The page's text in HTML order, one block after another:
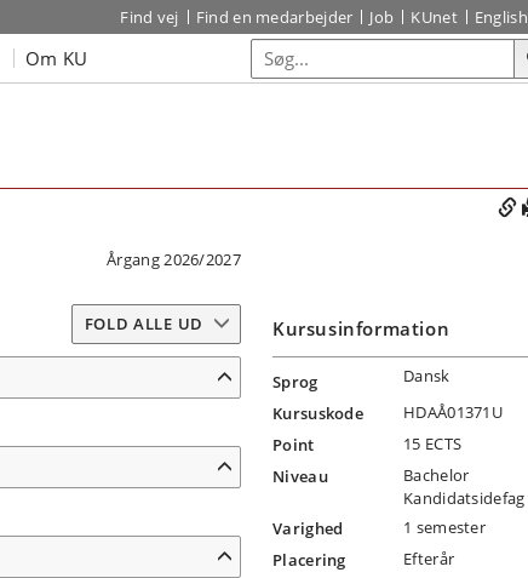
Find vej Find en medarbejder Job KUnet English
Om KU
Årgang 2026/2027
FOLD ALLE UD Kursusinformation
Sprog
Dansk
Kursuskode
HDAÅ01371U
Point
15 ECTS
Niveau
Bachelor
Kandidatsidefag
Varighed
1 semester
Placering
Efterår